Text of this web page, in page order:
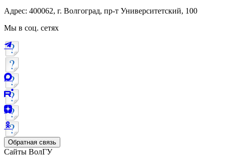
Адрес: 400062, г. Волгоград, пр-т Университетский, 100
Мы в соц. сетях
Обратная связь
Сайты ВолГУ